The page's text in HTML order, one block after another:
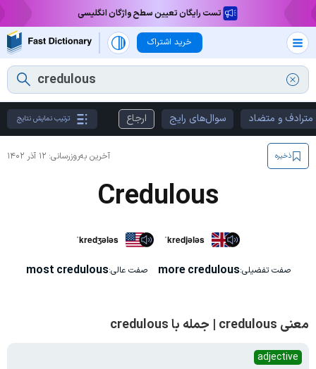
تست رایگان تعیین سطح واژگان انگلیسی
خرید اشتراک
مترادف و متضاد سوال‌های رایج ارجاع ترتیب نمایش نتایج
آخرین به‌روزرسانی: ۱۲ آذر ۱۴۰۲ ذخیره
Credulous
ˈkredʒələs ˈkredjələs
صفت تفضیلی:more credulous صفت عالی:most credulous
معنی credulous | جمله با credulous
adjective